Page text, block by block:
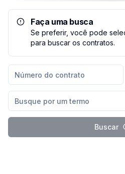
Faça uma busca
Se preferir, você pode
para buscar os contratos.
Buscar